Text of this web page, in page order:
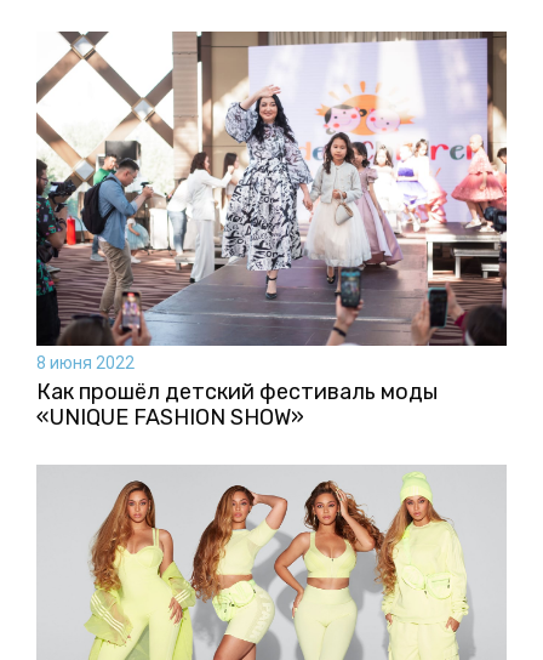
8 июня 2022
Как прошёл детский фестиваль моды
«UNIQUE FASHION SHOW»